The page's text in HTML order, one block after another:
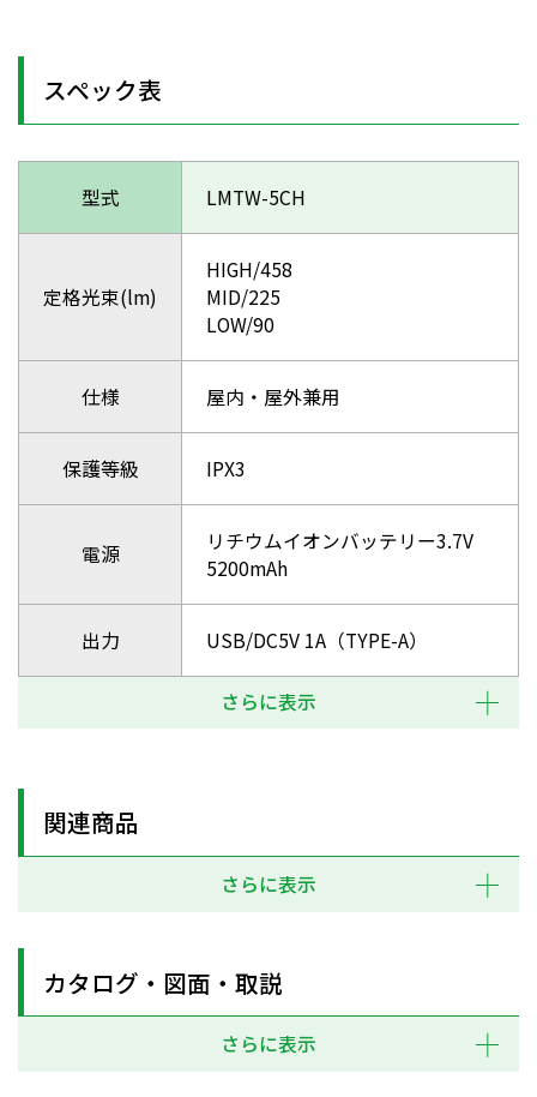
スペック表
型式 LMTW-5CH
定格光束(lm)
HIGH/458
MID/225
LOW/90
仕様 屋内・屋外兼用
保護等級 IPX3
電源
リチウムイオンバッテリー3.7V
5200mAh
出力 USB/DC5V 1A（TYPE-A）
さらに表示
関連商品
さらに表示
カタログ・図面・取説
さらに表示